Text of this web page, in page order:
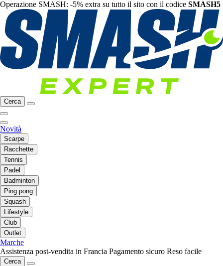
Operazione SMASH: -5% extra su tutto il sito con il codice SMASH5
Cerca
Novità
Scarpe
Racchette
Tennis
Padel
Badminton
Ping pong
Squash
Lifestyle
Club
Outlet
Marche
Assistenza post-vendita in Francia Pagamento sicuro Reso facile
Cerca